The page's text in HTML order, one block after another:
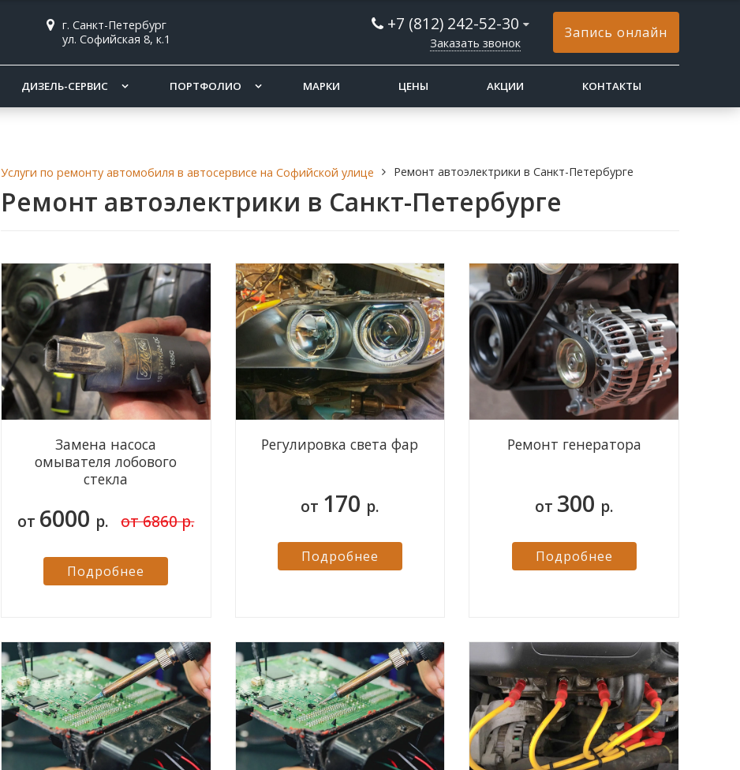
г. Санкт-Петербург
ул. Софийская 8, к.1
+7 (812) 242-52-30
Заказать звонок
Запись онлайн
ДИЗЕЛЬ-СЕРВИС ПОРТФОЛИО МАРКИ ЦЕНЫ АКЦИИ КОНТАКТЫ
Услуги по ремонту автомобиля в автосервисе на Софийской улице Ремонт автоэлектрики в Санкт-Петербурге
Ремонт автоэлектрики в Санкт-Петербурге
Замена насоса
омывателя лобового
стекла
от 6000 р. от 6860 р.
Подробнее
Регулировка света фар
от 170 р.
Подробнее
Ремонт генератора
от 300 р.
Подробнее